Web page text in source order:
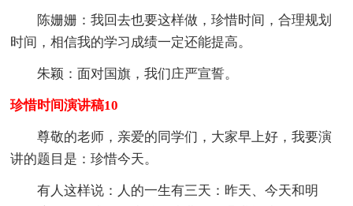
陈姗姗：我回去也要这样做，珍惜时间，合理规划
时间，相信我的学习成绩一定还能提高。
朱颖：面对国旗，我们庄严宣誓。
珍惜时间演讲稿10
尊敬的老师，亲爱的同学们，大家早上好，我要演
讲的题目是：珍惜今天。
有人这样说：人的一生有三天：昨天、今天和明